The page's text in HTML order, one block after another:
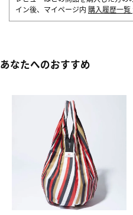
イン後、マイページ内 購入履歴一覧
あなたへのおすすめ